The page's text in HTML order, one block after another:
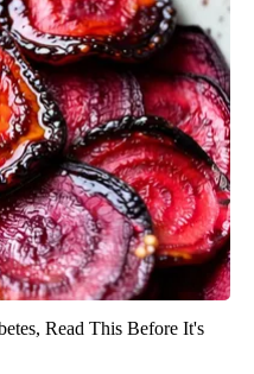
Read This Before It's